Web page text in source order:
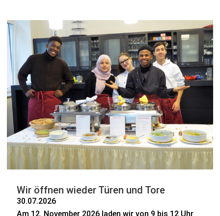
Wir öffnen wieder Türen und Tore
30.07.2026
Am 12. November 2026 laden wir von 9 bis 12 Uhr